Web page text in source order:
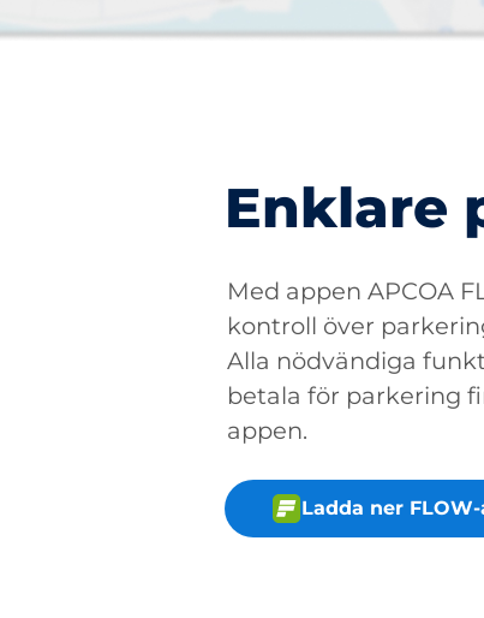
Enklare
Med appen APCOA
kontroll över
Alla nödvändiga
betala för parkering
appen.
Ladda ner